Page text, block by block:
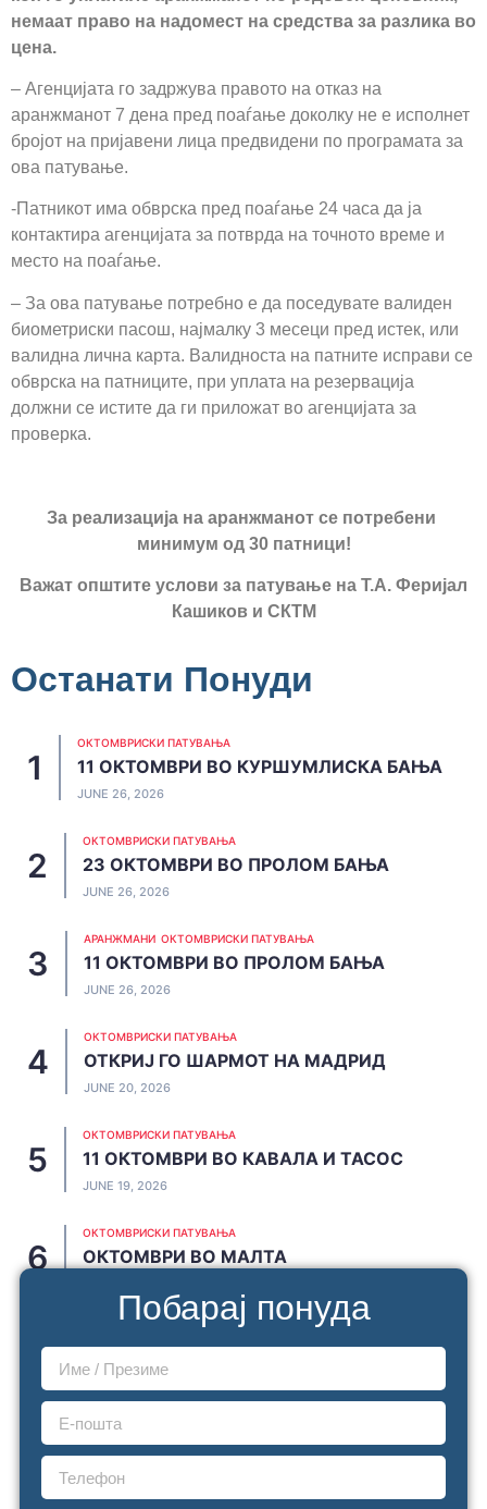
немаат право на надомест на средства за разлика во
цена.
– Агенцијата го задржува правото на отказ на
аранжманот 7 дена пред поаѓање доколку не е исполнет
бројот на пријавени лица предвидени по програмата за
ова патување.
-Патникот има обврска пред поаѓање 24 часа да ја
контактира агенцијата за потврда на точното време и
место на поаѓање.
– За ова патување потребно e да поседувате валиден
биометриски пасош, најмалку 3 месеци пред истек, или
валидна лична карта. Валидноста на патните исправи се
обврска на патниците, при уплата на резервација
должни се истите да ги приложат во агенцијата за
проверка.
За реализација на аранжманот се потребени
минимум од 30 патници!
Важат општите услови за патување на Т.А. Феријал
Кашиков и СКТМ
Останати Понуди
ОКТОМВРИСКИ ПАТУВАЊА
11 ОКТОМВРИ ВО КУРШУМЛИСКА БАЊА
JUNE 26, 2026
ОКТОМВРИСКИ ПАТУВАЊА
23 ОКТОМВРИ ВО ПРОЛОМ БАЊА
JUNE 26, 2026
АРАНЖМАНИ ОКТОМВРИСКИ ПАТУВАЊА
11 ОКТОМВРИ ВО ПРОЛОМ БАЊА
JUNE 26, 2026
ОКТОМВРИСКИ ПАТУВАЊА
ОТКРИЈ ГО ШАРМОТ НА МАДРИД
JUNE 20, 2026
ОКТОМВРИСКИ ПАТУВАЊА
11 ОКТОМВРИ ВО КАВАЛА И ТАСОС
JUNE 19, 2026
ОКТОМВРИСКИ ПАТУВАЊА
ОКТОМВРИ ВО МАЛТА
Побарај понуда